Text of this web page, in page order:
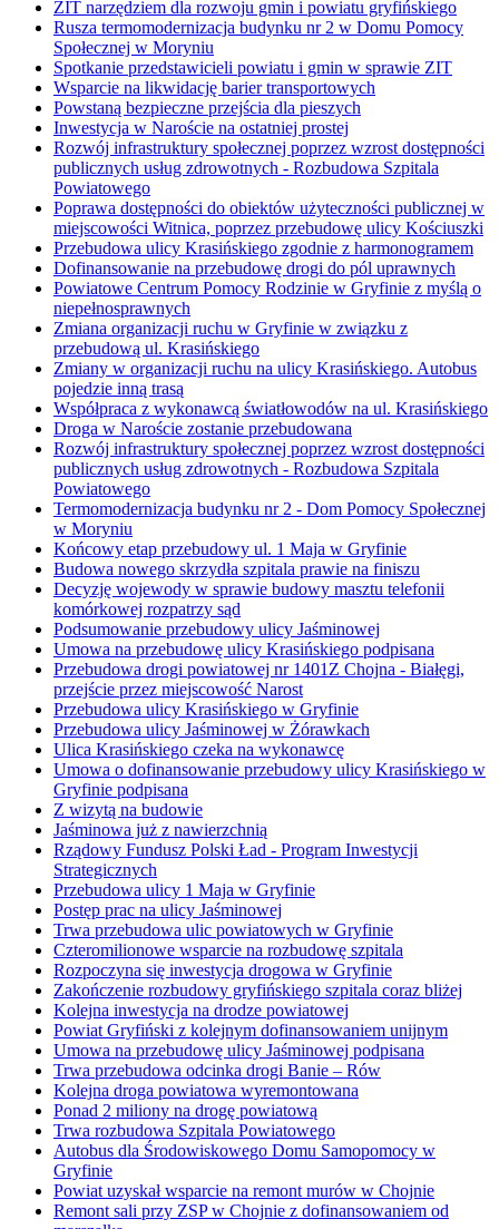
ZIT narzędziem dla rozwoju gmin i powiatu gryfińskiego
Rusza termomodernizacja budynku nr 2 w Domu Pomocy
Społecznej w Moryniu
Spotkanie przedstawicieli powiatu i gmin w sprawie ZIT
Wsparcie na likwidację barier transportowych
Powstaną bezpieczne przejścia dla pieszych
Inwestycja w Naroście na ostatniej prostej
Rozwój infrastruktury społecznej poprzez wzrost dostępności
publicznych usług zdrowotnych - Rozbudowa Szpitala
Powiatowego
Poprawa dostępności do obiektów użyteczności publicznej w
miejscowości Witnica, poprzez przebudowę ulicy Kościuszki
Przebudowa ulicy Krasińskiego zgodnie z harmonogramem
Dofinansowanie na przebudowę drogi do pól uprawnych
Powiatowe Centrum Pomocy Rodzinie w Gryfinie z myślą o
niepełnosprawnych
Zmiana organizacji ruchu w Gryfinie w związku z
przebudową ul. Krasińskiego
Zmiany w organizacji ruchu na ulicy Krasińskiego. Autobus
pojedzie inną trasą
Współpraca z wykonawcą światłowodów na ul. Krasińskiego
Droga w Naroście zostanie przebudowana
Rozwój infrastruktury społecznej poprzez wzrost dostępności
publicznych usług zdrowotnych - Rozbudowa Szpitala
Powiatowego
Termomodernizacja budynku nr 2 - Dom Pomocy Społecznej
w Moryniu
Końcowy etap przebudowy ul. 1 Maja w Gryfinie
Budowa nowego skrzydła szpitala prawie na finiszu
Decyzję wojewody w sprawie budowy masztu telefonii
komórkowej rozpatrzy sąd
Podsumowanie przebudowy ulicy Jaśminowej
Umowa na przebudowę ulicy Krasińskiego podpisana
Przebudowa drogi powiatowej nr 1401Z Chojna - Białęgi,
przejście przez miejscowość Narost
Przebudowa ulicy Krasińskiego w Gryfinie
Przebudowa ulicy Jaśminowej w Żórawkach
Ulica Krasińskiego czeka na wykonawcę
Umowa o dofinansowanie przebudowy ulicy Krasińskiego w
Gryfinie podpisana
Z wizytą na budowie
Jaśminowa już z nawierzchnią
Rządowy Fundusz Polski Ład - Program Inwestycji
Strategicznych
Przebudowa ulicy 1 Maja w Gryfinie
Postęp prac na ulicy Jaśminowej
Trwa przebudowa ulic powiatowych w Gryfinie
Czteromilionowe wsparcie na rozbudowę szpitala
Rozpoczyna się inwestycja drogowa w Gryfinie
Zakończenie rozbudowy gryfińskiego szpitala coraz bliżej
Kolejna inwestycja na drodze powiatowej
Powiat Gryfiński z kolejnym dofinansowaniem unijnym
Umowa na przebudowę ulicy Jaśminowej podpisana
Trwa przebudowa odcinka drogi Banie – Rów
Kolejna droga powiatowa wyremontowana
Ponad 2 miliony na drogę powiatową
Trwa rozbudowa Szpitala Powiatowego
Autobus dla Środowiskowego Domu Samopomocy w
Gryfinie
Powiat uzyskał wsparcie na remont murów w Chojnie
Remont sali przy ZSP w Chojnie z dofinansowaniem od